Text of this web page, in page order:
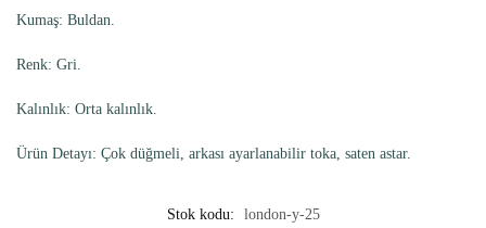
Kumaş: Buldan.
Renk: Gri.
Kalınlık: Orta kalınlık.
Ürün Detayı: Çok düğmeli, arkası ayarlanabilir toka, saten astar.
Stok kodu:
london-y-25